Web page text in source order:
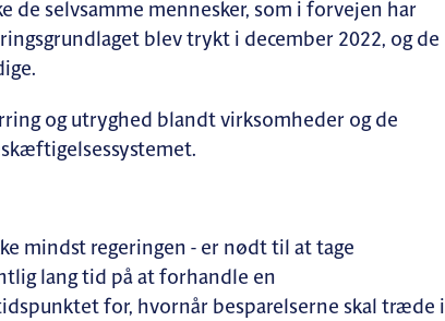
selvsamme mennesker, som i forvejen har
blev trykt i december 2022, og de
og utryghed blandt virksomheder og de
mindst regeringen - er nødt til at tage
lang tid på at forhandle en
for, hvornår besparelserne skal træde i